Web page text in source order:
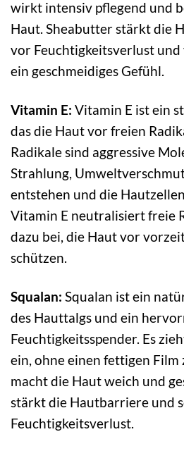
wirkt intensiv pflegend und
Haut. Sheabutter stärkt die
vor Feuchtigkeitsverlust
ein geschmeidiges Gefühl.
Vitamin E: Vitamin E ist ein
das die Haut vor freien
Radikale sind aggressive
Strahlung,
entstehen und die
Vitamin E neutralisiert freie
dazu bei, die Haut vor
schützen.
Squalan: Squalan ist ein
des Hauttalgs und ein
Feuchtigkeitsspender. Es
ein, ohne einen fettigen Film
macht die Haut weich und
stärkt die Hautbarriere und
Feuchtigkeitsverlust.